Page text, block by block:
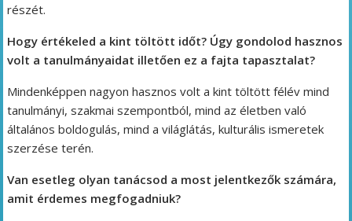
részét.
Hogy értékeled a kint töltött időt? Úgy gondolod hasznos
volt a tanulmányaidat illetően ez a fajta tapasztalat?
Mindenképpen nagyon hasznos volt a kint töltött félév mind
tanulmányi, szakmai szempontból, mind az életben való
általános boldogulás, mind a világlátás, kulturális ismeretek
szerzése terén.
Van esetleg olyan tanácsod a most jelentkezők számára,
amit érdemes megfogadniuk?